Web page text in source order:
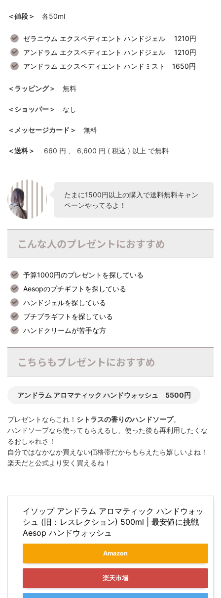
＜値段＞ 各50ml
ゼラニウム エクスペディエント ハンドジェル 1210円
アンドラム エクスペディエント ハンドジェル 1210円
アンドラム エクスペディエント ハンドミスト 1650円
＜ラッピング＞ 無料
＜ショッパー＞ なし
＜メッセージカード＞ 無料
＜送料＞ 660 円 、 6,600 円 ( 税込 ) 以上 で無料
たまに1500円以上の購入で送料無料キャン
ペーンやってるよ！
こんな人のプレゼントにおすすめ
予算1000円のプレゼントを探している
Aesopのプチギフトを探している
ハンドジェルを探している
プチプラギフトを探している
ハンドクリームが苦手な方
こちらもプレゼントにおすすめ
アンドラム アロマティック ハンドウォッシュ 5500円
プレゼントならこれ！ シトラスの香りのハンドソープ。
ハンドソープなら使ってもらえるし、使った後も再利用したくな
るおしゃれさ！
自分ではなかなか買えない価格帯だからもらえたら嬉しいよね！
楽天だと公式より安く買えるね！
イソップ アンドラム アロマティック ハンドウォッ
シュ (旧：レスレクション) 500ml | 最安値に挑戦
Aesop ハンドウォッシュ
Amazon
楽天市場